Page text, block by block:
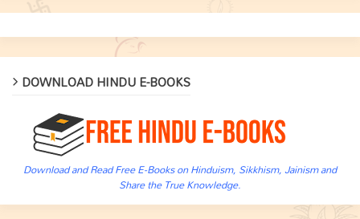
DOWNLOAD HINDU E-BOOKS
Download and Read Free E-Books on Hinduism, Sikkhism, Jainism and
Share the True Knowledge.